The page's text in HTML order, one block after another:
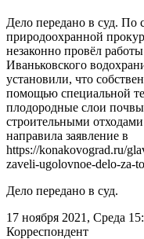
Дело передано в суд.
природоохранной
незаконно провёл
Иваньковского
установили, что
помощью специальной
плодородные слои почвы
строительными
направила заявление в
https://konakovograd.ru/
zaveli-ugolovnoe-delo-za-
Дело передано в суд.
17 ноября 2021, Среда
Корреспондент